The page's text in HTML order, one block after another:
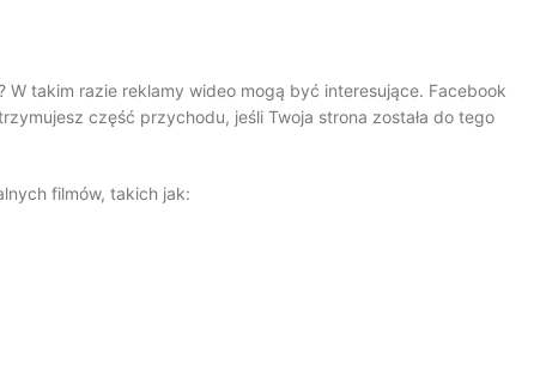
takim razie reklamy wideo mogą być interesujące. Facebook
część przychodu, jeśli Twoja strona została do tego
filmów, takich jak: